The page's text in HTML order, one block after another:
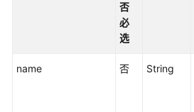
否
必
选
name 否 String